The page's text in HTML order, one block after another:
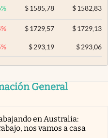
% $ 1585,78 $1582,83
% $ 1729,57 $1729,13
% $ 293,19 $293,06
General
en Australia:
nos vamos a casa